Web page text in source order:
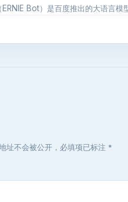
ERNIE Bot）是百度推出的大语言模
址不会被公开，必填项已标注 *